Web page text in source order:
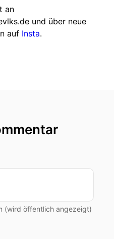
an
und über neue
auf Insta.
(wird öffentlich angezeigt)